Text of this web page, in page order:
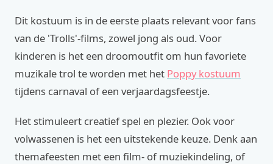
Dit kostuum is in de eerste plaats relevant voor fans
van de 'Trolls'-films, zowel jong als oud. Voor
kinderen is het een droomoutfit om hun favoriete
muzikale trol te worden met het Poppy kostuum
tijdens carnaval of een verjaardagsfeestje.
Het stimuleert creatief spel en plezier. Ook voor
volwassenen is het een uitstekende keuze. Denk aan
themafeesten met een film- of muziekindeling, of